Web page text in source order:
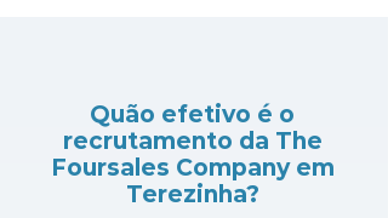
Quão efetivo é o
recrutamento da The
Foursales Company em
Terezinha?